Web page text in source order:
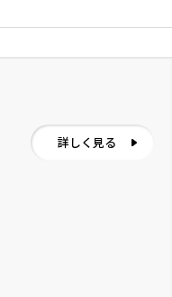
詳しく見る